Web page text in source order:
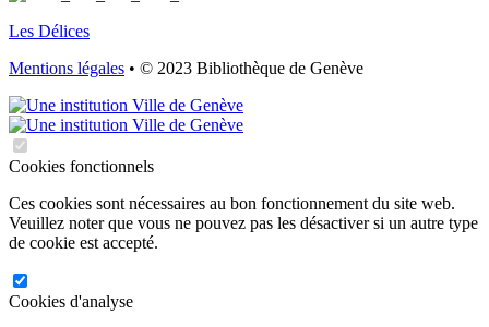
Les Délices
Mentions légales • © 2023 Bibliothèque de Genève
Cookies fonctionnels
Ces cookies sont nécessaires au bon fonctionnement du site web.
Veuillez noter que vous ne pouvez pas les désactiver si un autre type
de cookie est accepté.
Cookies d'analyse